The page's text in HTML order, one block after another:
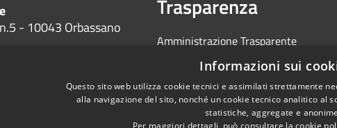
- 10043 Orbassano
Trasparenza
Amministrazione Trasparente
Informative Privacy
Area riservata
Segnalazioni di non conformità
Informazioni sui
Questo sito web utilizza cookie tecnici e assimilati strettamente
alla navigazione del sito, nonché un cookie tecnico analitico al
statistiche, aggregate e
Per maggiori dettagli, può consultare la cookie